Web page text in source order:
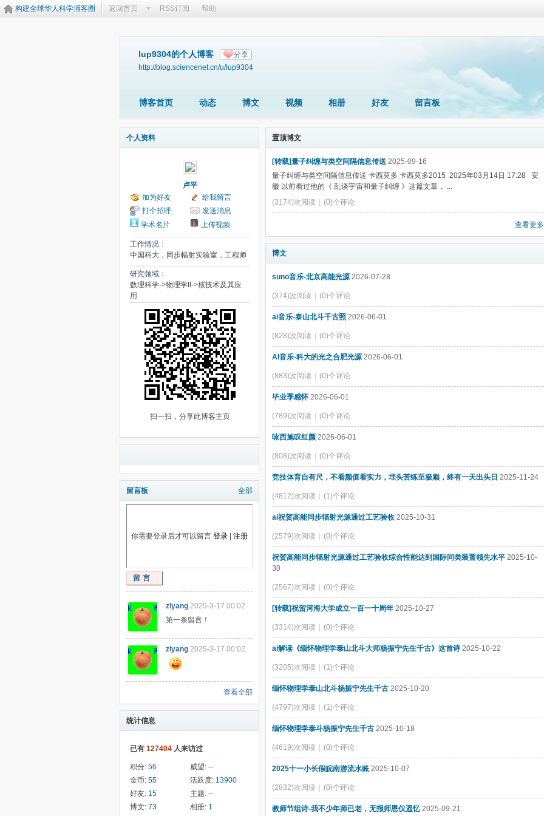
构建全球华人科学博客圈 返回首页 RSS订阅 帮助
lup9304的个人博客 分享
http://blog.sciencenet.cn/u/lup9304
博客首页 动态 博文 视频 相册 好友 留言板
个人资料
卢平
加为好友
给我留言
打个招呼
发送消息
学术名片
上传视频
工作情况：
中国科大，同步幅射实验室，工程师
研究领域：
数理科学->物理学II->核技术及其应
用
扫一扫，分享此博客主页
留言板 全部
你需要登录后才可以留言 登录 注册
留言
zlyang 2025-3-17 00:02
第一条留言！
zlyang 2025-3-17 00:02
查看全部
统计信息
已有 127404 人来访过
积分: 56 威望: --
金币: 55 活跃度: 13900
好友: 15 主题: --
博文: 73 相册: 1
置顶博文
[转载]量子纠缠与类空间隔信息传送 2025-09-16
量子纠缠与类空间隔信息传送 卡西莫多 卡西莫多2015 2025年03月14日 17:28 安
徽 以前看过他的《 乱谈宇宙和量子纠缠 》这篇文章， ...
(3174)次阅读
(0)个评论
查看更多
博文
suno音乐-北京高能光源2026-07-28
(374)次阅读 (0)个评论
ai音乐-泰山北斗千古照 2026-06-01
(828)次阅读 (0)个评论
AI音乐-科大的光之合肥光源2026-06-01
(883)次阅读 (0)个评论
毕业季感怀 2026-06-01
(789)次阅读 (0)个评论
咏西施叹红颜 2026-06-01
(808)次阅读 (0)个评论
竞技体育自有尺，不看颜值看实力，埋头苦练至极巅，终有一天出头日 2025-11-24
(4812)次阅读 (1)个评论
ai祝贺高能同步辐射光源通过工艺验收 2025-10-31
(2579)次阅读 (0)个评论
祝贺高能同步辐射光源通过工艺验收综合性能达到国际同类装置领先水平 2025-10-
30
(2567)次阅读 (0)个评论
[转载]祝贺河海大学成立一百一十周年 2025-10-27
(3314)次阅读 (0)个评论
ai解读《缅怀物理学泰山北斗大师杨振宁先生千古》这首诗2025-10-22
(3205)次阅读 (1)个评论
缅怀物理学泰山北斗杨振宁先生千古 2025-10-20
(4797)次阅读 (1)个评论
缅怀物理学泰斗杨振宁先生千古 2025-10-18
(4619)次阅读 (0)个评论
2025十一小长假皖南游流水账 2025-10-07
(2832)次阅读 (0)个评论
教师节组诗-我不少年师已老，无报师恩仅遥忆2025-09-21